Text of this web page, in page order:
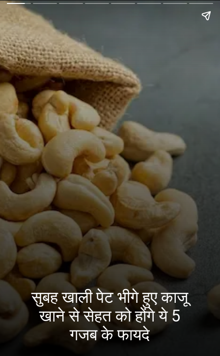
सुबह खाली पेट भीगे हुए काजू
खाने से सेहत को होंगे ये 5
गजब के फायदे